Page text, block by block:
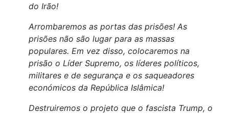
do Irão!
Arrombaremos as portas das prisões! As
prisões não são lugar para as massas
populares. Em vez disso, colocaremos na
prisão o Líder Supremo, os líderes políticos,
militares e de segurança e os saqueadores
económicos da República Islâmica!
Destruiremos o projeto que o fascista Trump, o